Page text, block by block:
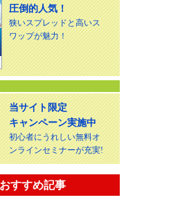
圧倒的人気！
狭いスプレッドと高いス
ワップが魅力！
当サイト限定
キャンペーン実施中
初心者にうれしい無料オ
ンラインセミナーが充実!
すすめ記事